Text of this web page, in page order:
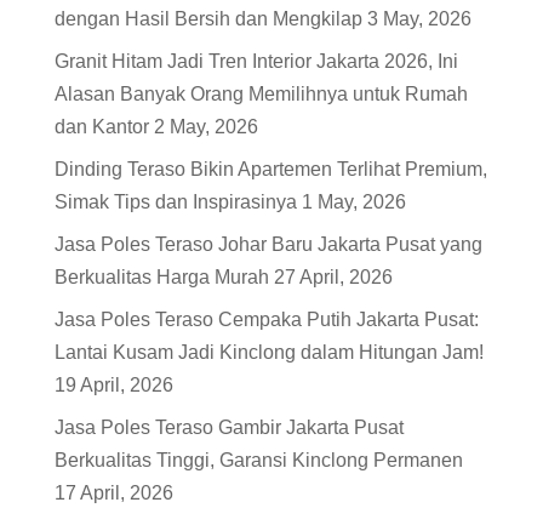
dengan Hasil Bersih dan Mengkilap 3 May, 2026
Granit Hitam Jadi Tren Interior Jakarta 2026, Ini
Alasan Banyak Orang Memilihnya untuk Rumah
dan Kantor 2 May, 2026
Dinding Teraso Bikin Apartemen Terlihat Premium,
Simak Tips dan Inspirasinya 1 May, 2026
Jasa Poles Teraso Johar Baru Jakarta Pusat yang
Berkualitas Harga Murah 27 April, 2026
Jasa Poles Teraso Cempaka Putih Jakarta Pusat:
Lantai Kusam Jadi Kinclong dalam Hitungan Jam!
19 April, 2026
Jasa Poles Teraso Gambir Jakarta Pusat
Berkualitas Tinggi, Garansi Kinclong Permanen
17 April, 2026